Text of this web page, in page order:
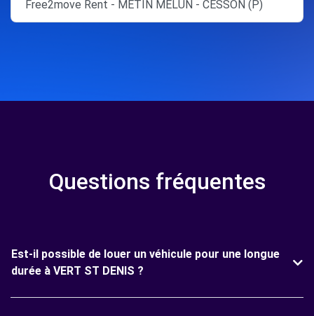
Free2move Rent - METIN MELUN - CESSON (P)
Questions fréquentes
Est-il possible de louer un véhicule pour une longue
durée à VERT ST DENIS ?